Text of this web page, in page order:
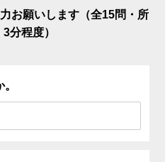
お願いします（全15問・所
分程度）